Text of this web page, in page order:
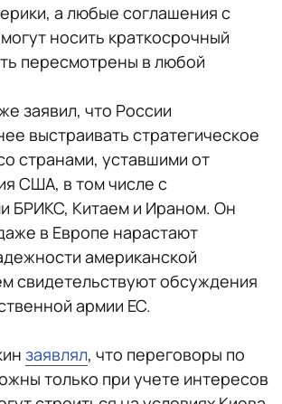
а любые соглашения с
носить краткосрочный
пересмотрены в любой
заявил, что России
выстраивать стратегическое
странами, уставшими от
США, в том числе с
БРИКС, Китаем и Ираном. Он
в Европе нарастают
американской
свидетельствуют обсуждения
армии ЕС.
заявлял, что переговоры по
только при учете интересов